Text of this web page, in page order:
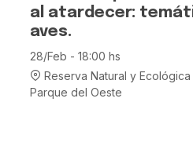
al atardecer:
aves.
28/Feb - 18:00 hs
Reserva Natural y Ecológica
Parque del Oeste